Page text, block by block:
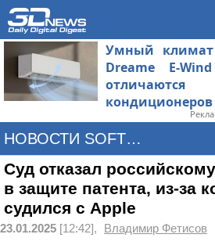
Умный
Dreame E-
кондиционеров
НОВОСТИ SOFTWARE
Суд отказал
в защите патента, из-за
судился с Apple
23.01.2025 [12:42], Владимир Фетисов